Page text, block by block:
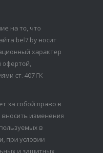
на то, что
bel7.by носит
характер
офертой,
ст. 407 ГК
за собой право в
изменения
в
при условии
и защитных